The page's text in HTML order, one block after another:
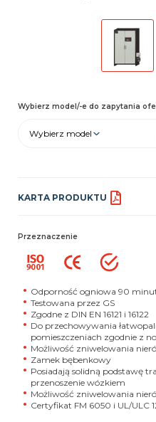
Wybierz model/-e do zapytania
Wybierz model
KARTA PRODUKTU
Przeznaczenie
Odporność ogniowa 90
Testowana przez GS
Zgodne z DIN EN 16121 i 16122
Do przechowywania
pomieszczeniach zgodnie z
Możliwość zniwelowania
Zamek bębenkowy
Posiadają solidną podstawę
przenoszenie wózkiem
Możliwość zniwelowania
Certyfikat FM 6050 i UL/ULC